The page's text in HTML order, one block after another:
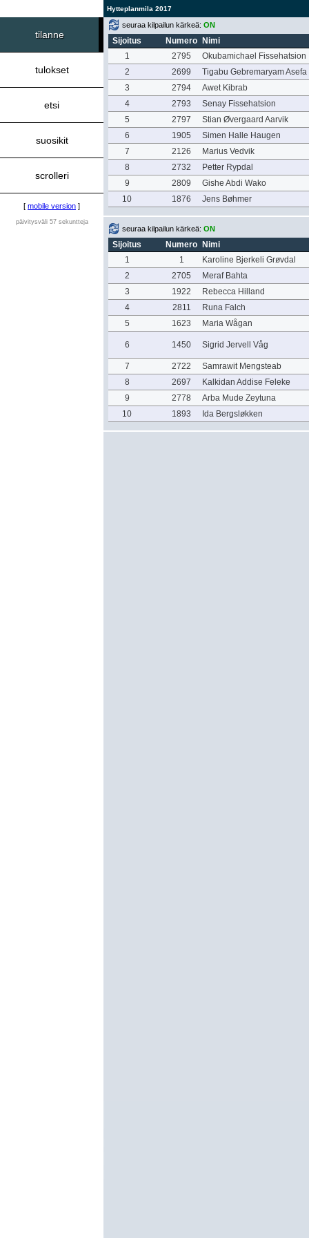
Hytteplanmila 2017
tilanne
tulokset
etsi
suosikit
scrolleri
[ mobile version ]
päivitysväli 57 sekuntteja
seuraa kilpailun kärkeä: ON
Sijoitus Numero
Nimi
1
2795
Okubamichael Fissehatsion
2
2699
Tigabu Gebremaryam Asefa
3
2794
Awet Kibrab
4
2793
Senay Fissehatsion
5
2797
Stian Øvergaard Aarvik
6
1905
Simen Halle Haugen
7
2126
Marius Vedvik
8
2732
Petter Rypdal
9
2809
Gishe Abdi Wako
10
1876 Jens Bøhmer
seuraa kilpailun kärkeä: ON
Sijoitus Numero
Nimi
1
1
Karoline Bjerkeli Grøvdal
2
2705
Meraf Bahta
3
1922
Rebecca Hilland
4
2811
Runa Falch
5
1623 Maria Wågan
6 1450 Sigrid Jervell Våg
7 2722
Samrawit Mengsteab
8
2697
Kalkidan Addise Feleke
9
2778
Arba Mude Zeytuna
10
1893 Ida Bergsløkken